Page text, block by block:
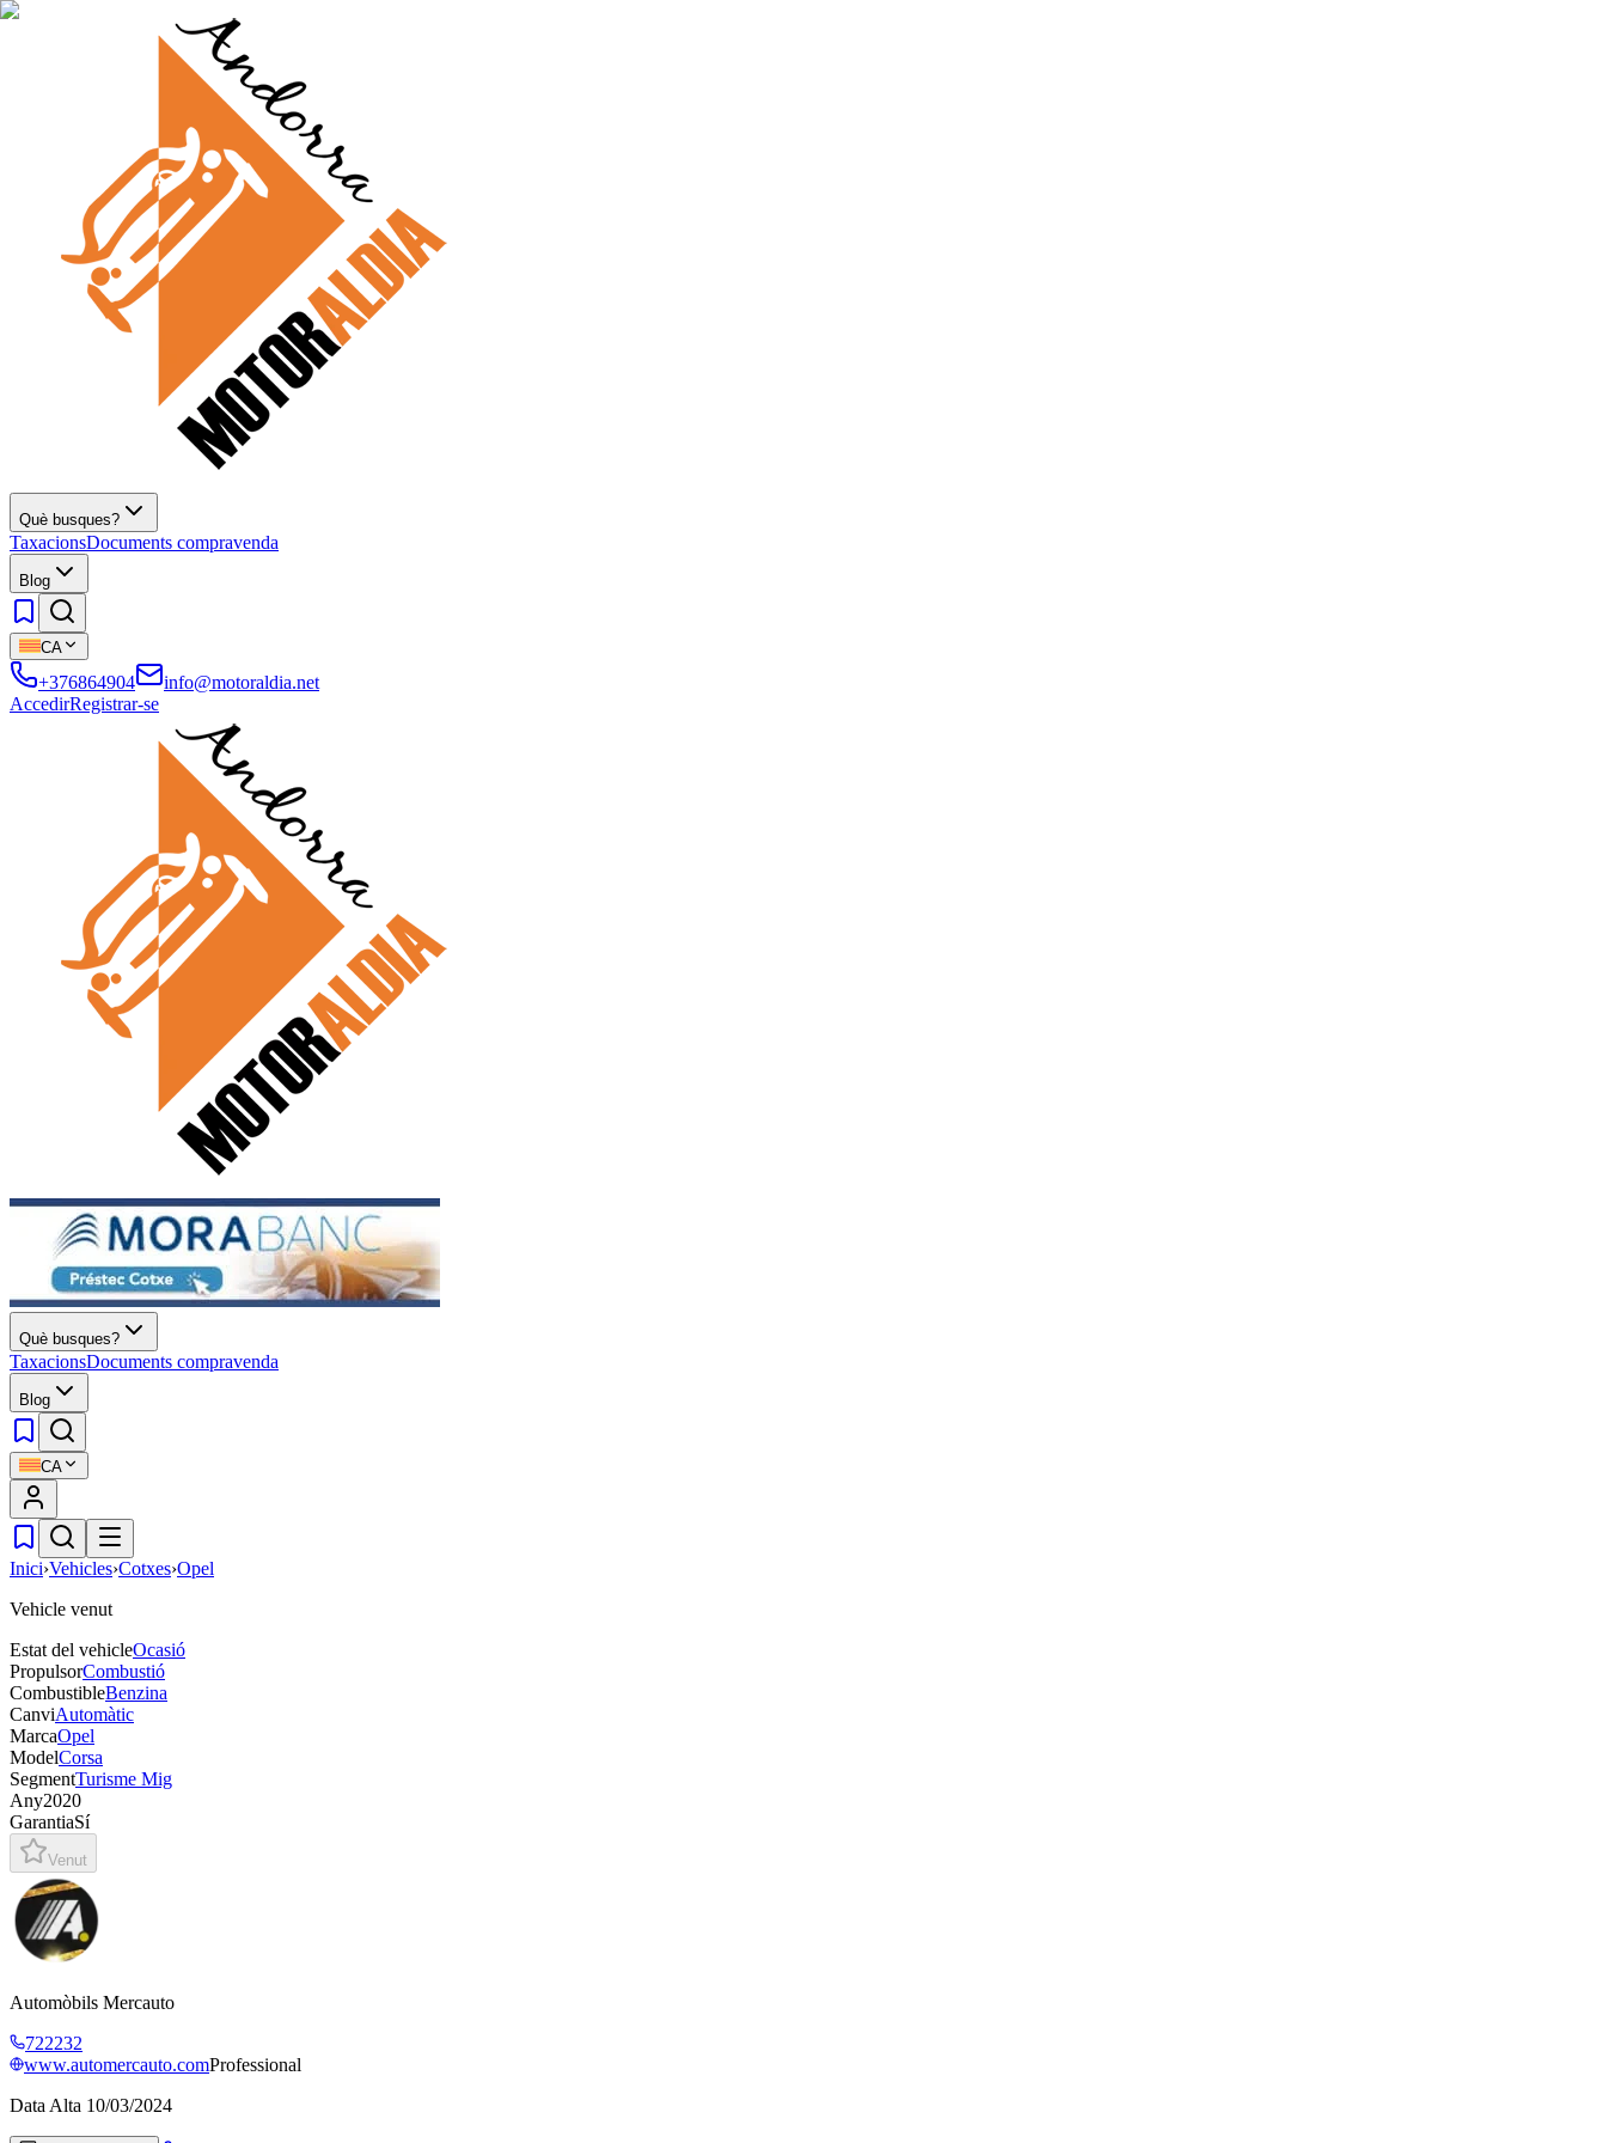
Què busques?
TaxacionsDocuments compravenda
Blog
CA
+376864904
info@motoraldia.net
AccedirRegistrar-se
Què busques?
TaxacionsDocuments compravenda
Blog
CA
Inici›Vehicles›Cotxes›Opel
Vehicle venut
Estat del vehicleOcasió
PropulsorCombustió
CombustibleBenzina
CanviAutomàtic
MarcaOpel
ModelCorsa
SegmentTurisme Mig
Any2020
GarantiaSí
Venut
Automòbils Mercauto
722232
www.automercauto.comProfessional
Data Alta 10/03/2024